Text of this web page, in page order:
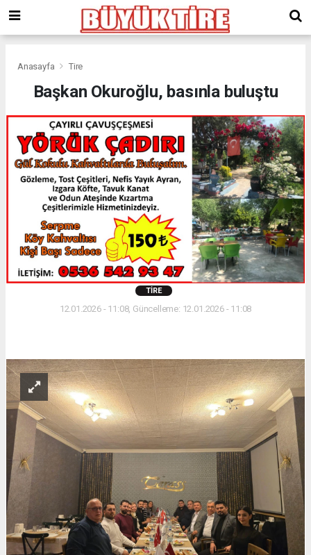
giriş
kingroyal
Anasayfa Tire
Başkan Okuroğlu, basınla buluştu
TIRE
12.01.2026 - 11:08, Güncelleme: 12.01.2026 - 11:08